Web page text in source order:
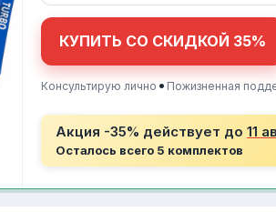
КУПИТЬ СО СКИДКОЙ 35%
Консультирую лично • Пожизненная
Акция -35% действует до 11
Осталось всего 5 комплектов